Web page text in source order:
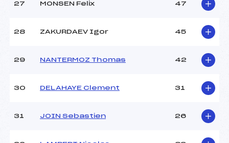
27 MONSEN Felix 47
28 ZAKURDAEV Igor 45
29 NANTERMOZ Thomas 42
30 DELAHAYE Clement 31
31 JOIN Sebastien 26